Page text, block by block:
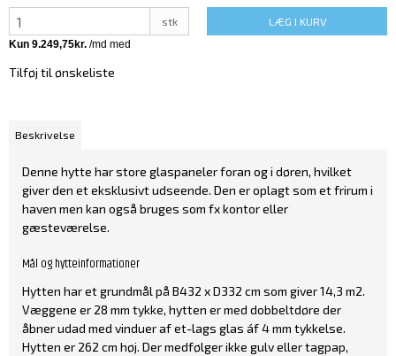
stk LÆG I KURV
Tilføj til ønskeliste
Beskrivelse
Denne hytte har store glaspaneler foran og i døren, hvilket
giver den et eksklusivt udseende. Den er oplagt som et frirum i
haven men kan også bruges som fx kontor eller
gæsteværelse.
Mål og hytteinformationer
Hytten har et grundmål på B432 x D332 cm som giver 14,3 m2.
Væggene er 28 mm tykke, hytten er med dobbeltdøre der
åbner udad med vinduer af et-lags glas áf 4 mm tykkelse.
Hytten er 262 cm høj. Der medfølger ikke gulv eller tagpap,